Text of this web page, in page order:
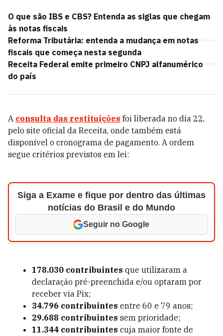
O que são IBS e CBS? Entenda as siglas que chegam
às notas fiscais
Reforma Tributária: entenda a mudança em notas
fiscais que começa nesta segunda
Receita Federal emite primeiro CNPJ alfanumérico
do país
A consulta das restituições foi liberada no dia 22,
pelo site oficial da Receita, onde também está
disponível o cronograma de pagamento. A ordem
segue critérios previstos em lei:
Siga a Exame e fique por dentro das últimas
notícias do Brasil e do Mundo
Seguir no Google
178.030 contribuintes que utilizaram a
declaração pré-preenchida e/ou optaram por
receber via Pix;
34.796 contribuintes entre 60 e 79 anos;
29.688 contribuintes sem prioridade;
11.344 contribuintes cuja maior fonte de